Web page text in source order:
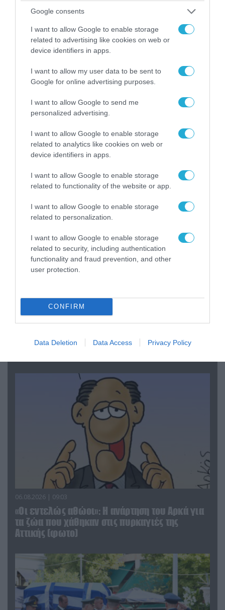
Google consents
I want to allow Google to enable storage
related to advertising like cookies on web or
device identifiers in apps.
I want to allow my user data to be sent to
Google for online advertising purposes.
I want to allow Google to send me
personalized advertising.
I want to allow Google to enable storage
related to analytics like cookies on web or
device identifiers in apps.
I want to allow Google to enable storage
related to functionality of the website or app.
I want to allow Google to enable storage
related to personalization.
I want to allow Google to enable storage
related to security, including authentication
functionality and fraud prevention, and other
user protection.
CONFIRM
Data Deletion Data Access Privacy Policy
07.08.2026 | 20:02
Ο Γιάννης Αλαφούζος «τέλειωσε» τον
Κωνσταντίνο Ζούλα από τον ΣΚΑΪ – Ο λόγος της
απομάκρυνσής του
06.08.2026 | 14:02
Αθήνα: Απομακρύνθηκαν παράνομα
06.08.2026 | 09:03
«Οι εντελώς αθώοι»: Η ανάρτηση του Αρκά για
τα ζώα που χάθηκαν στις πυρκαγιές της
Αττικής (φωτο)